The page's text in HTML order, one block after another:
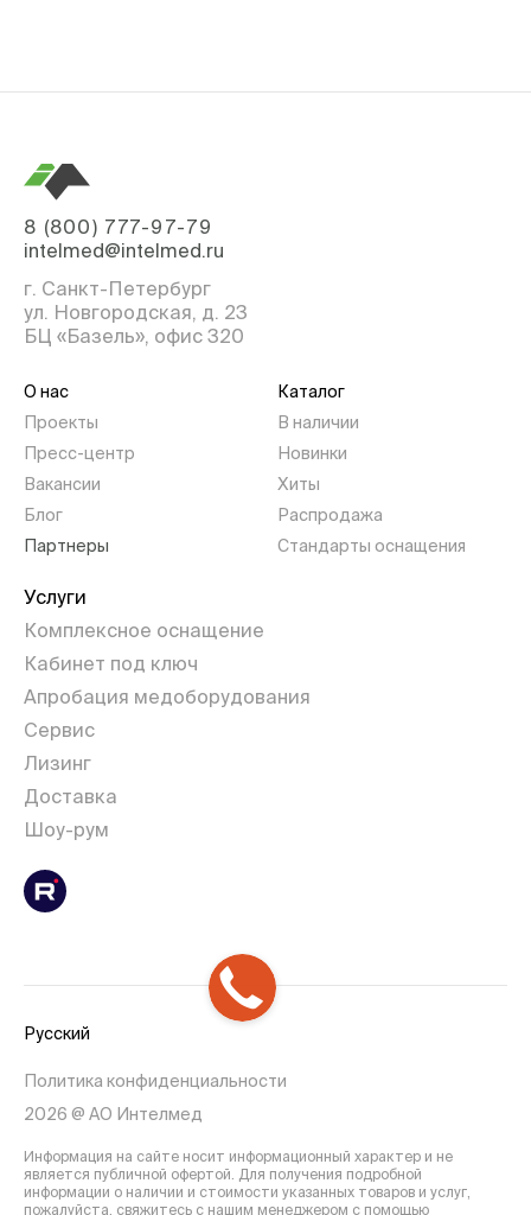
8 (800) 777-97-79
intelmed@intelmed.ru
г. Санкт-Петербург
ул. Новгородская, д. 23
БЦ «Базель», офис 320
О нас
Проекты
Пресс-центр
Вакансии
Блог
Партнеры
Каталог
В наличии
Новинки
Хиты
Распродажа
Стандарты оснащения
Услуги
Комплексное оснащение
Кабинет под ключ
Апробация медоборудования
Сервис
Лизинг
Доставка
Шоу-рум
Русский
Политика конфиденциальности
2026 @ АО Интелмед
Информация на сайте носит информационный характер и не
является публичной офертой. Для получения подробной
информации о наличии и стоимости указанных товаров и услуг,
пожалуйста, свяжитесь с нашим менеджером с помощью